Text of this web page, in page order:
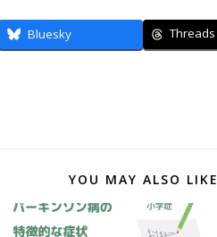
Bluesky Threads
YOU MAY ALSO LIKE